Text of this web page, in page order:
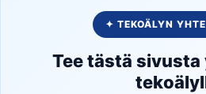
✦ TEKOÄLYN
Tee tästä